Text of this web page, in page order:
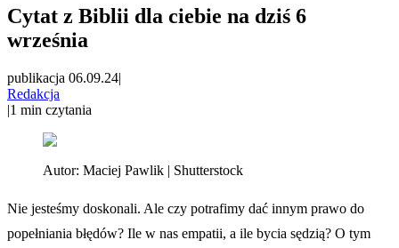
Cytat z Biblii dla ciebie na dziś 6
września
publikacja 06.09.24|
Redakcja
|1 min czytania
Autor: Maciej Pawlik | Shutterstock
Nie jesteśmy doskonali. Ale czy potrafimy dać innym prawo do
popełniania błędów? Ile w nas empatii, a ile bycia sędzią? O tym